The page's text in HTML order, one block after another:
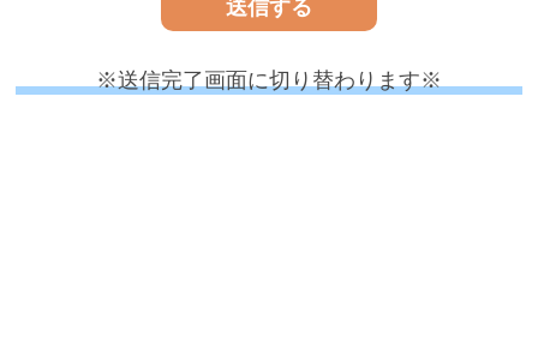
※送信完了画面に切り替わります※